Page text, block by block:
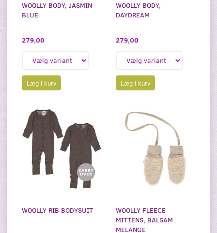
WOOLLY BODY, JASMIN
BLUE
279,00
Læg i kurv
WOOLLY BODY,
DAYDREAM
279,00
Læg i kurv
WOOLLY RIB BODYSUIT
WOOLLY FLEECE
MITTENS, BALSAM
MELANGE